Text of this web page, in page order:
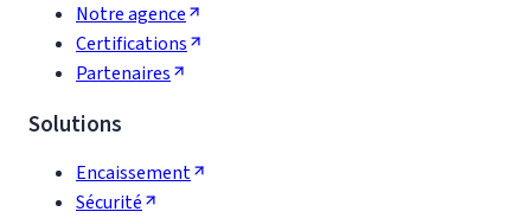
Notre agence
Certifications
Partenaires
Solutions
Encaissement
Sécurité